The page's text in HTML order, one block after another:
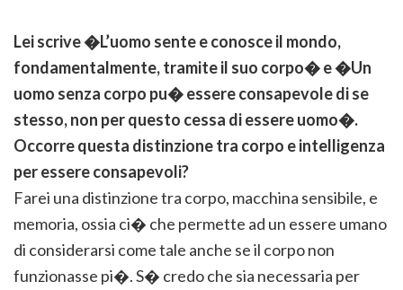
Lei scrive �L’uomo sente e conosce il mondo,
fondamentalmente, tramite il suo corpo� e �Un
uomo senza corpo pu� essere consapevole di se
stesso, non per questo cessa di essere uomo�.
Occorre questa distinzione tra corpo e intelligenza
per essere consapevoli?
Farei una distinzione tra corpo, macchina sensibile, e
memoria, ossia ci� che permette ad un essere umano
di considerarsi come tale anche se il corpo non
funzionasse pi�. S� credo che sia necessaria per